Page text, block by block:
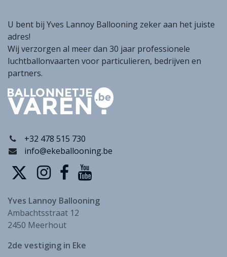
U bent bij Yves Lannoy Ballooning zeker aan het juiste
adres!
Wij verzorgen al meer dan 30 jaar professionele
luchtballonvaarten voor particulieren, bedrijven en
partners.
+32 478 515 730
info@ekeballooning.be
Yves Lannoy Ballooning
Ambachtsstraat 12
2450 Meerhout
2de vestiging in Eke